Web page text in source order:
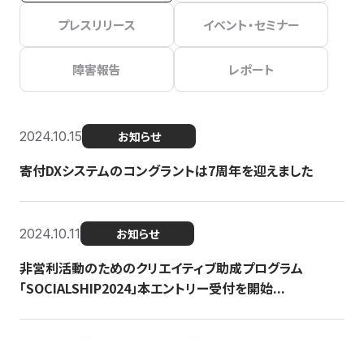
プレスリリース イベント・セミナー
障害報告 レポート
2024.10.15 お知らせ
寄付DXシステムのコングラントは7周年を迎えました
2024.10.11 お知らせ
非営利活動のためのクリエイティブ助成プログラム
「SOCIALSHIP2024」本エントリー受付を開始...